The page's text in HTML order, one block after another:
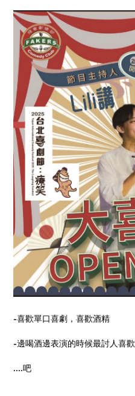
-喜歡單口喜劇，喜歡酒精
-邊喝酒邊表演的時候最討人喜歡
....吧